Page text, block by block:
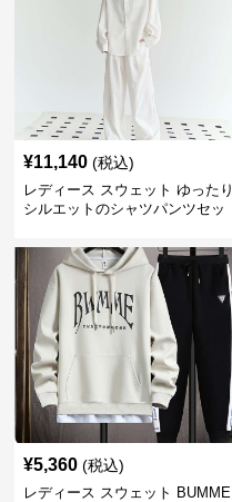
¥11,140 (税込)
レディース スウェット ゆったり
シルエットのシャツパンツセッ
¥5,360 (税込)
レディース スウェット BUMME